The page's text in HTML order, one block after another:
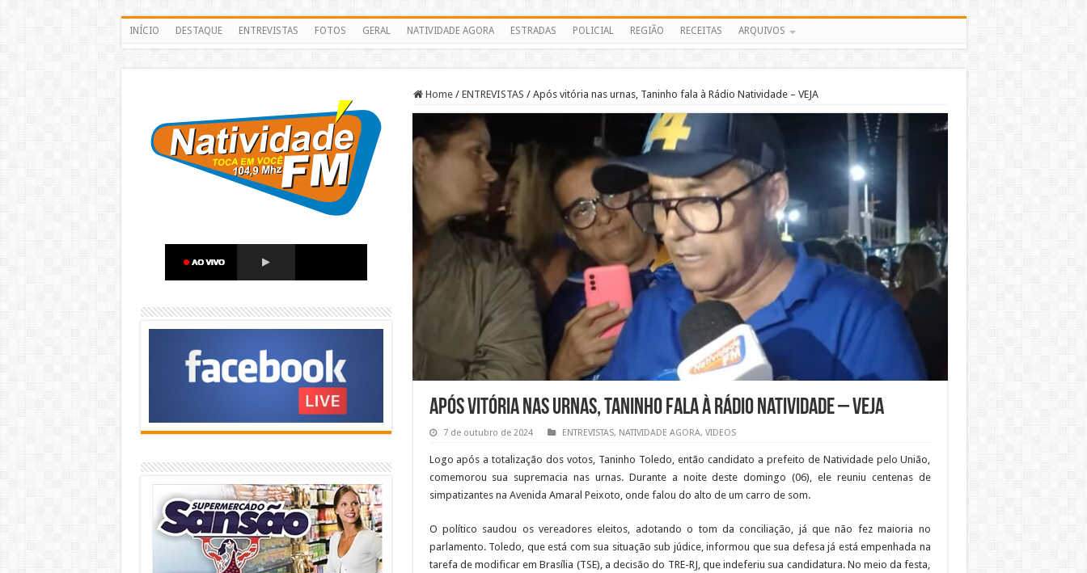
INÍCIO DESTAQUE ENTREVISTAS FOTOS GERAL NATIVIDADE AGORA ESTRADAS POLICIAL REGIÃO RECEITAS ARQUIVOS
Home / ENTREVISTAS / Após vitória nas urnas, Taninho fala à Rádio Natividade – VEJA
Após vitória nas urnas, Taninho fala à Rádio Natividade – VEJA
7 de outubro de 2024 ENTREVISTAS, NATIVIDADE AGORA, VIDEOS
Logo após a totalização dos votos, Taninho Toledo, então candidato a prefeito de Natividade pelo União,
comemorou sua supremacia nas urnas. Durante a noite deste domingo (06), ele reuniu centenas de
simpatizantes na Avenida Amaral Peixoto, onde falou do alto de um carro de som.
O político saudou os vereadores eleitos, adotando o tom da conciliação, já que não fez maioria no
parlamento. Toledo, que está com sua situação sub júdice, informou que sua defesa já está empenhada na
tarefa de modificar em Brasília (TSE), a decisão do TRE-RJ, que indeferiu sua candidatura. No meio da festa,